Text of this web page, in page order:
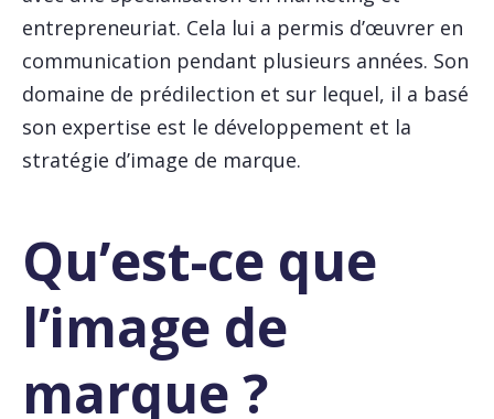
entrepreneuriat. Cela lui a permis d’œuvrer en
communication pendant plusieurs années. Son
domaine de prédilection et sur lequel, il a basé
son expertise est le développement et la
stratégie d’image de marque.
Qu’est-ce que
l’image de
marque ?